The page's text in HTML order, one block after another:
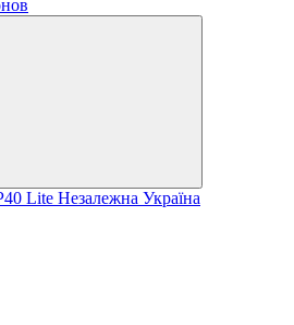
Lite Незалежна Україна